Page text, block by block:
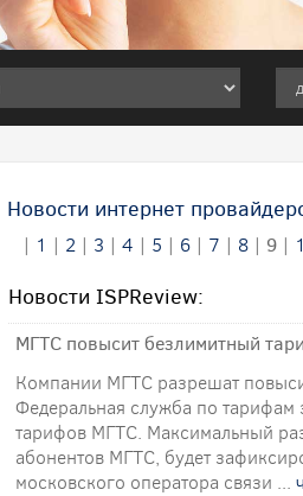
Новости интернет
| 1 | 2| 3 | 4 | 5 | 6| 7 | 8| 9|
Новости ISPReview:
МГТС повысит безлимитный
Компании МГТС разрешат
Федеральная служба по
тарифов МГТС. Максимальный
абонентов МГТС, будет
московского оператора связи ...